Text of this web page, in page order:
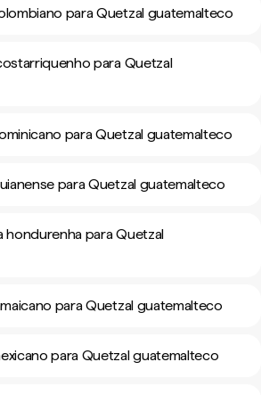
para Quetzal guatemalteco
para Quetzal
para Quetzal guatemalteco
para Quetzal guatemalteco
hondurenha para Quetzal
para Quetzal guatemalteco
para Quetzal guatemalteco